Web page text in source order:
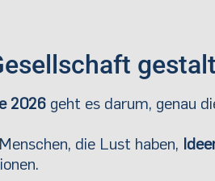
2026 geht es darum, genau
die Lust haben,